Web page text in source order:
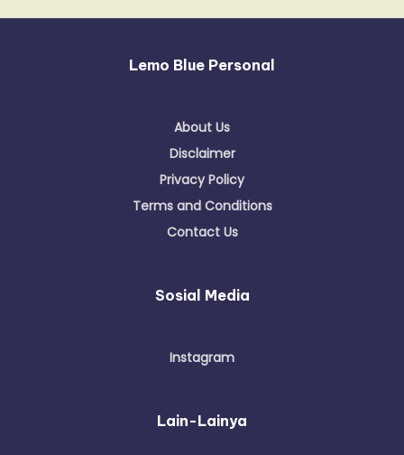
Lemo Blue Personal
About Us
Disclaimer
Privacy Policy
Terms and Conditions
Contact Us
Sosial Media
Instagram
Lain-Lainya